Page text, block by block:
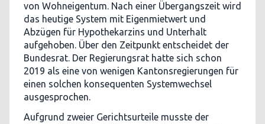
von Wohneigentum. Nach einer Übergangszeit wird
das heutige System mit Eigenmietwert und
Abzügen für Hypothekarzins und Unterhalt
aufgehoben. Über den Zeitpunkt entscheidet der
Bundesrat. Der Regierungsrat hatte sich schon
2019 als eine von wenigen Kantonsregierungen für
einen solchen konsequenten Systemwechsel
ausgesprochen.
Aufgrund zweier Gerichtsurteile musste der